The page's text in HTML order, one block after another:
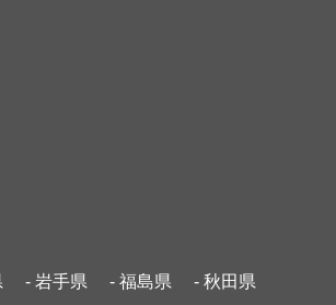
- 岩手県 - 福島県
- 秋田県